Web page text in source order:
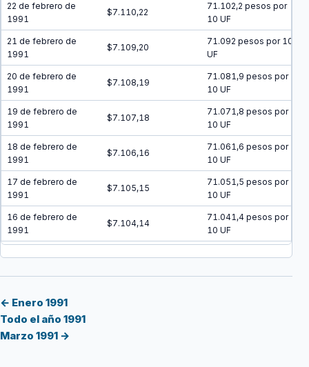
22 de febrero de
1991
$7.110,22
71.102,2 pesos por
10 UF
21 de febrero de
1991
$7.109,20
71.092 pesos por 10
UF
20 de febrero de
1991
$7.108,19
71.081,9 pesos por
10 UF
19 de febrero de
1991
$7.107,18
71.071,8 pesos por
10 UF
18 de febrero de
1991
$7.106,16
71.061,6 pesos por
10 UF
17 de febrero de
1991
$7.105,15
71.051,5 pesos por
10 UF
16 de febrero de
1991
$7.104,14
71.041,4 pesos por
10 UF
$7.103,12
1991
13 de febrero de
1991
← Enero 1991
Todo el año 1991
Marzo 1991 →